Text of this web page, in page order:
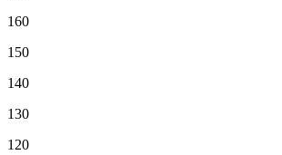
160
150
140
130
120